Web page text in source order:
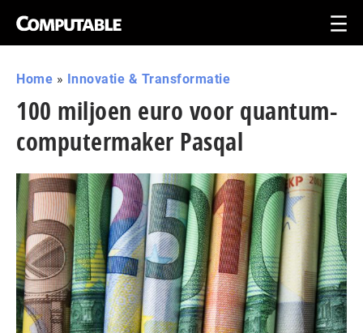
Home » Innovatie & Transformatie
100 miljoen euro voor quantum-
computermaker Pasqal